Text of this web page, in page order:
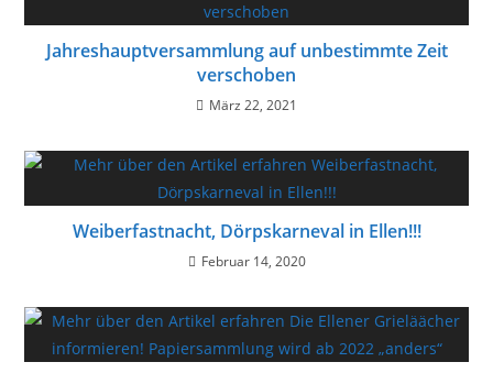
Jahreshauptversammlung auf unbestimmte Zeit
verschoben
März 22, 2021
Weiberfastnacht, Dörpskarneval in Ellen!!!
Februar 14, 2020